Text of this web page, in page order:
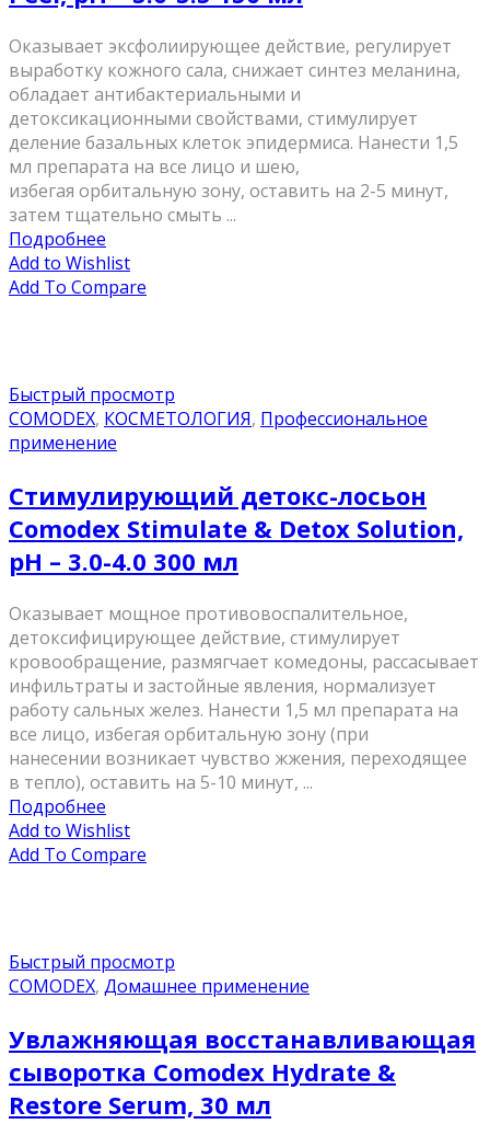
Оказывает эксфолиирующее действие, регулирует
выработку кожного сала, снижает синтез меланина,
обладает антибактериальными и
детоксикационными свойствами, стимулирует
деление базальных клеток эпидермиса. Нанести 1,5
мл препарата на все лицо и шею,
избегая орбитальную зону, оставить на 2-5 минут,
затем тщательно смыть ...
Подробнее
Add to Wishlist
Add To Compare
Быстрый просмотр
COMODEX, КОСМЕТОЛОГИЯ, Профессиональное
применение
Стимулирующий детокс-лосьон
Comodex Stimulate & Detox Solution,
pН – 3.0-4.0 300 мл
Оказывает мощное противовоспалительное,
детоксифицирующее действие, стимулирует
кровообращение, размягчает комедоны, рассасывает
инфильтраты и застойные явления, нормализует
работу сальных желез. Нанести 1,5 мл препарата на
все лицо, избегая орбитальную зону (при
нанесении возникает чувство жжения, переходящее
в тепло), оставить на 5-10 минут, ...
Подробнее
Add to Wishlist
Add To Compare
Быстрый просмотр
COMODEX, Домашнее применение
Увлажняющая восстанавливающая
сыворотка Comodex Hydrate &
Restore Serum, 30 мл